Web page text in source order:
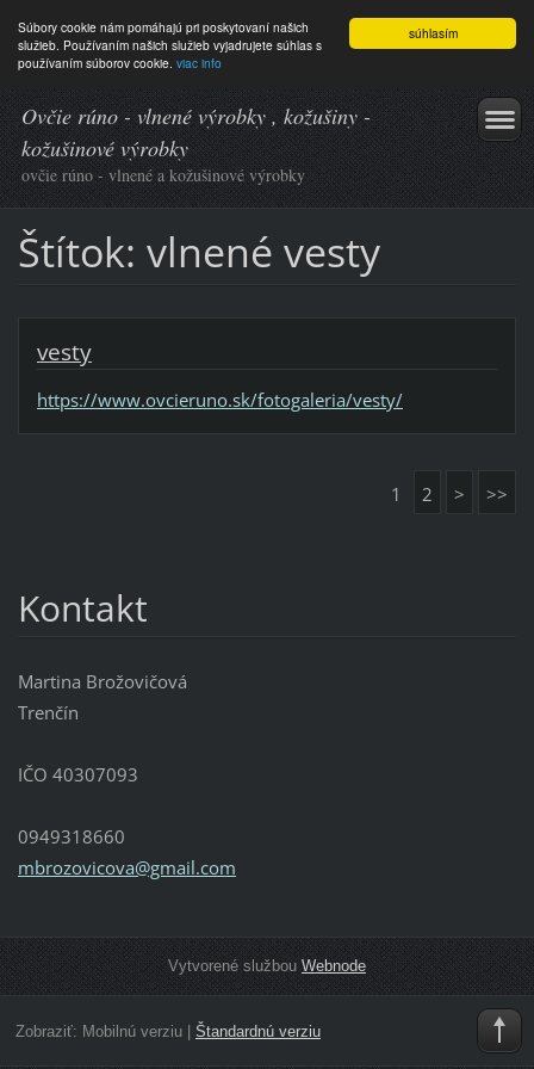
súhlasím
Súbory cookie nám pomáhajú pri poskytovaní našich
služieb. Používaním našich služieb vyjadrujete súhlas s
používaním súborov cookie. viac info
Ovčie rúno - vlnené výrobky , kožušiny -
kožušinové výrobky
ovčie rúno - vlnené a kožušinové výrobky
Štítok: vlnené vesty
vesty
https://www.ovcieruno.sk/fotogaleria/vesty/
1 2 > >>
Kontakt
Martina Brožovičová
Trenčín
IČO 40307093
0949318660
mbrozovicova@gmail.com
Vytvorené službouWebnode
Zobraziť: Mobilnú verziu| Štandardnú verziu